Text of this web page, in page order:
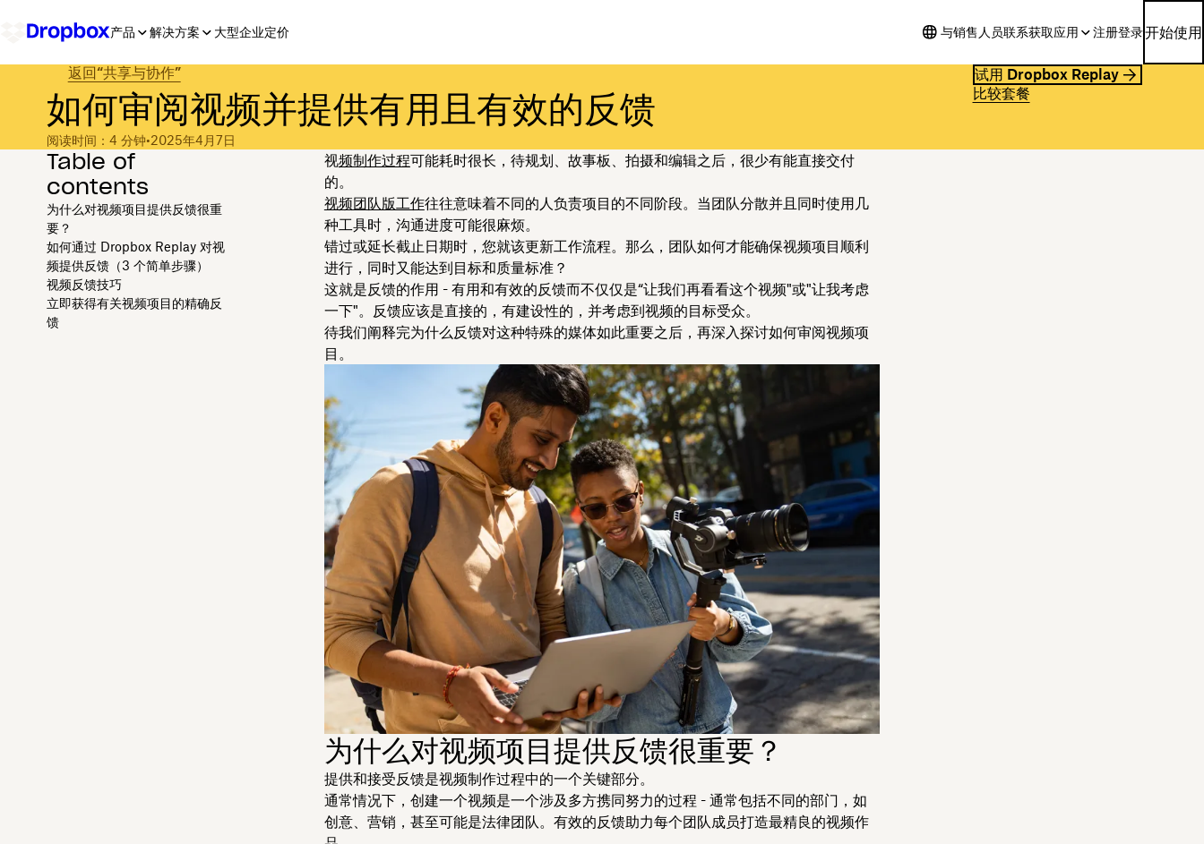
产品 解决方案 大型企业定价 与销售人员联系获取应用 注册登录开始使用
返回“共享与协作”
如何审阅视频并提供有用且有效的反馈
阅读时间：4 分钟•2025年4月7日
试用 Dropbox Replay
比较套餐
Table of
contents
为什么对视频项目提供反馈很重
要？
如何通过 Dropbox Replay 对视
频提供反馈（3 个简单步骤）
视频反馈技巧
立即获得有关视频项目的精确反
馈
视频制作过程可能耗时很长，待规划、故事板、拍摄和编辑之后，很少有能直接交付
的。
视频团队版工作往往意味着不同的人负责项目的不同阶段。当团队分散并且同时使用几
种工具时，沟通进度可能很麻烦。
错过或延长截止日期时，您就该更新工作流程。那么，团队如何才能确保视频项目顺利
进行，同时又能达到目标和质量标准？
这就是反馈的作用 - 有用和有效的反馈而不仅仅是“让我们再看看这个视频"或"让我考虑
一下"。反馈应该是直接的，有建设性的，并考虑到视频的目标受众。
待我们阐释完为什么反馈对这种特殊的媒体如此重要之后，再深入探讨如何审阅视频项
目。
为什么对视频项目提供反馈很重要？
提供和接受反馈是视频制作过程中的一个关键部分。
通常情况下，创建一个视频是一个涉及多方携同努力的过程 - 通常包括不同的部门，如
创意、营销，甚至可能是法律团队。有效的反馈助力每个团队成员打造最精良的视频作